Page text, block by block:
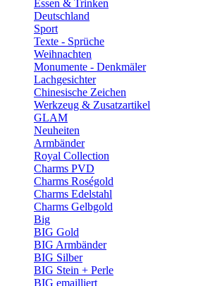
Essen & Trinken
Deutschland
Sport
Texte - Sprüche
Weihnachten
Monumente - Denkmäler
Lachgesichter
Chinesische Zeichen
Werkzeug & Zusatzartikel
GLAM
Neuheiten
Armbänder
Royal Collection
Charms PVD
Charms Roségold
Charms Edelstahl
Charms Gelbgold
Big
BIG Gold
BIG Armbänder
BIG Silber
BIG Stein + Perle
BIG emailliert